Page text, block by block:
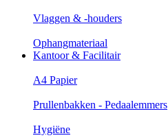
Vlaggen & -houders
Ophangmateriaal
Kantoor & Facilitair
A4 Papier
Prullenbakken - Pedaalemmers
Hygiëne